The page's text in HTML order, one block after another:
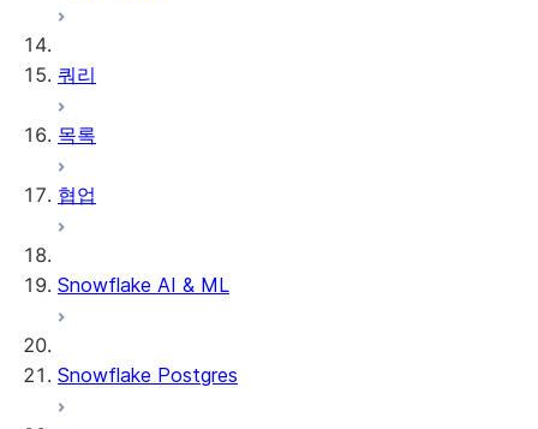
쿼리
목록
협업
Snowflake AI & ML
Snowflake Postgres